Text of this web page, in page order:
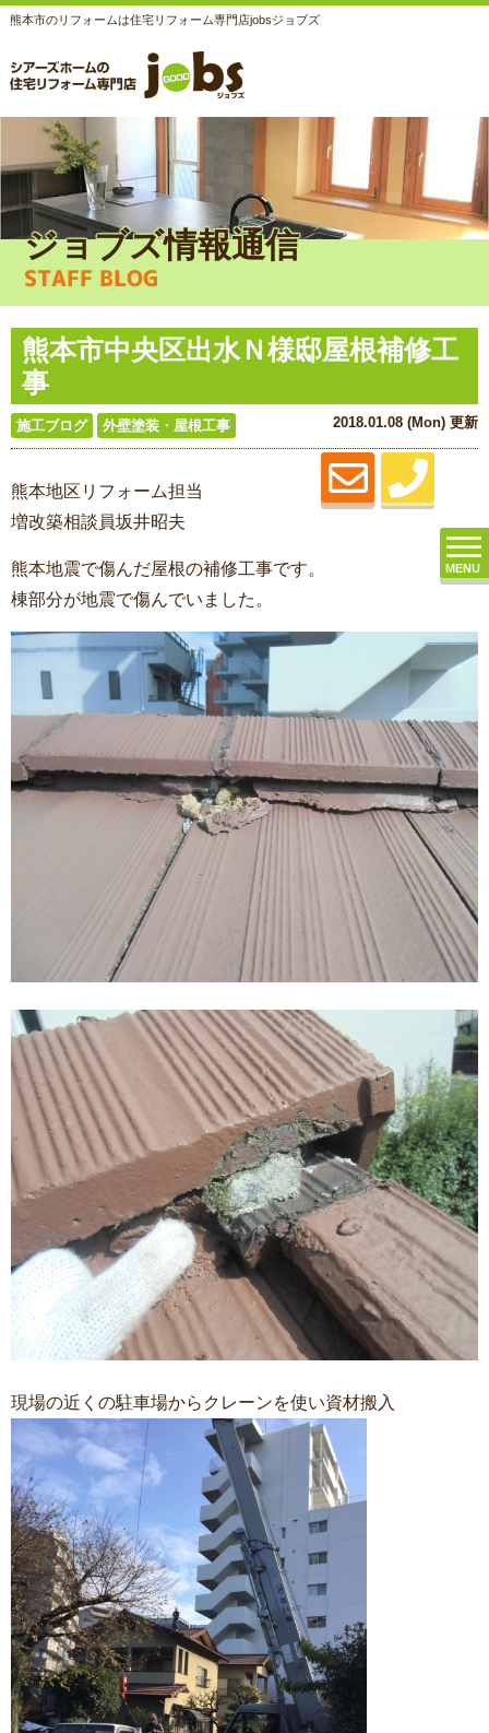
熊本市のリフォームは住宅リフォーム専門店jobsジョブズ
MENU
ジョブズ情報通信
STAFF BLOG
熊本市中央区出水Ｎ様邸屋根補修工
事
施工ブログ 外壁塗装・屋根工事 2018.01.08 (Mon) 更新
熊本地区リフォーム担当
増改築相談員坂井昭夫
熊本地震で傷んだ屋根の補修工事です。
棟部分が地震で傷んでいました。
現場の近くの駐車場からクレーンを使い資材搬入